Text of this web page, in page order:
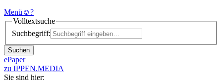
Menü ☺?
Volltextsuche
Suchbegriff:
Suchen
ePaper
zu IPPEN.MEDIA
Sie sind hier: